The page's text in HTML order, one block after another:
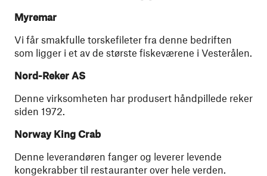
Myremar
Vi får smakfulle torskefileter fra denne bedriften
som ligger i et av de største fiskeværene i Vesterålen.
Nord-Reker AS
Denne virksomheten har produsert håndpillede reker
siden 1972.
Norway King Crab
Denne leverandøren fanger og leverer levende
kongekrabber til restauranter over hele verden.